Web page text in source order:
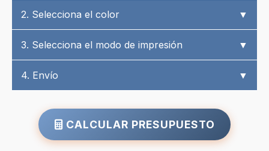
2. Selecciona el color ▼
3. Selecciona el modo de impresión ▼
4. Envío ▼
CALCULAR PRESUPUESTO